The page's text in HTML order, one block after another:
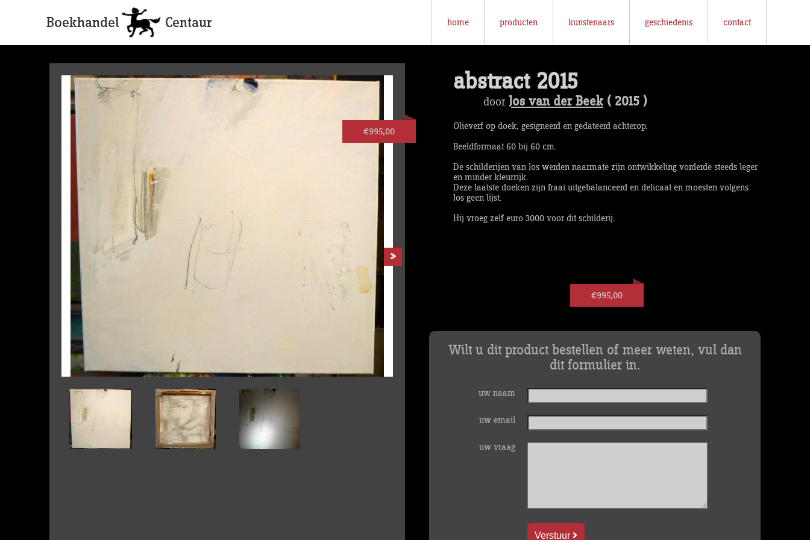
home producten kunstenaars geschiedenis contact
€995,00
abstract 2015
door Jos van der Beek ( 2015 )
Olieverf op doek, gesigneerd en gedateerd achterop.
Beeldformaat 60 bij 60 cm.
De schilderijen van Jos werden naarmate zijn ontwikkeling vorderde steeds leger
en minder kleurrijk.
Deze laatste doeken zijn fraai uitgebalanceerd en delicaat en moesten volgens
Jos geen lijst.
Hij vroeg zelf euro 3000 voor dit schilderij.
€995,00
Wilt u dit product bestellen of meer weten, vul dan
dit formulier in.
uw naam
uw email
uw vraag
Verstuur